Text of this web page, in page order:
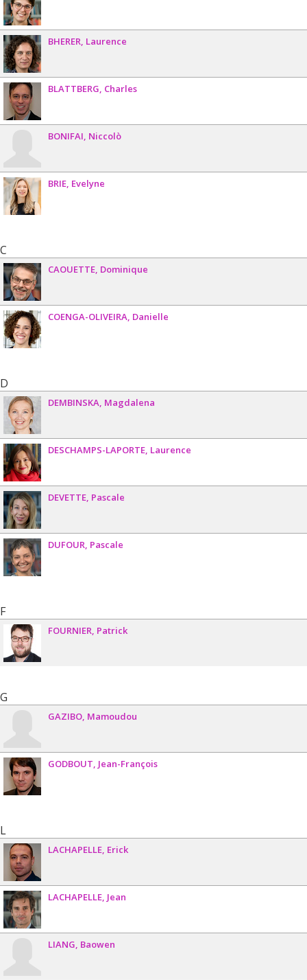
BHERER Laurence
BLATTBERG Charles
BONIFAI Niccolò
BRIE Evelyne
C
CAOUETTE Dominique
COENGA-OLIVEIRA Danielle
D
DEMBINSKA Magdalena
DESCHAMPS-LAPORTE Laurence
DEVETTE Pascale
DUFOUR Pascale
F
FOURNIER Patrick
G
GAZIBO Mamoudou
GODBOUT Jean-François
L
LACHAPELLE Erick
LACHAPELLE Jean
LIANG Baowen